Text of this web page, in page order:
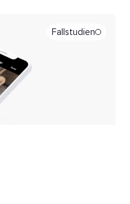
Fallstudien